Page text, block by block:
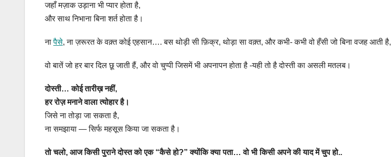
जहाँ मज़ाक उड़ाना भी प्यार होता है,
और साथ निभाना बिना शर्त होता है।
नापैसे, ना ज़रूरत के वक़्त कोई एहसान…. बस थोड़ी सी फ़िक्र, थोड़ा सा वक़्त, और कभी- कभी वो हँसी जो बिना वजह आती है,
वो बातें जो हर बार दिल छू जाती हैं, और वो चुप्पी जिसमें भी अपनापन होता है -यही तो है दोस्ती का असली मतलब।
दोस्ती… कोई तारीख़ नहीं,
हर रोज़ मनाने वाला त्योहार है।
जिसे ना तोड़ा जा सकता है,
ना समझाया — सिर्फ महसूस किया जा सकता है।
तो चलो, आज किसी पुराने दोस्त को एक “कैसे हो?” क्योंकि क्या पता… वो भी किसी अपने की याद में चुप हो..